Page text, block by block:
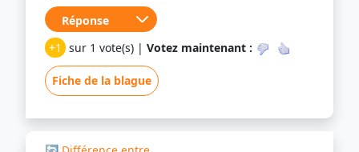
+1 sur 1 vote(s) | Votez maintenant :
Fiche de la blague